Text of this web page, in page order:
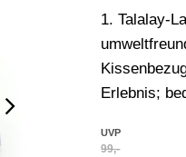
1. Talalay-
Erlebnis;
UVP
99,-